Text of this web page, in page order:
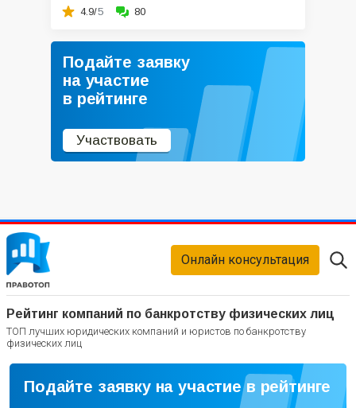
4.9/5 80
Подайте заявку
на участие
в рейтинге
Участвовать
Рейтинг компаний по банкротству физических лиц
ТОП лучших юридических компаний и юристов по банкротству
физических лиц
Онлайн консультация
Подайте заявку на участие в рейтинге